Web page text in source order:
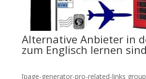
Alternative Anbieter in
zum Englisch lernen
[page-generator-pro-related-links